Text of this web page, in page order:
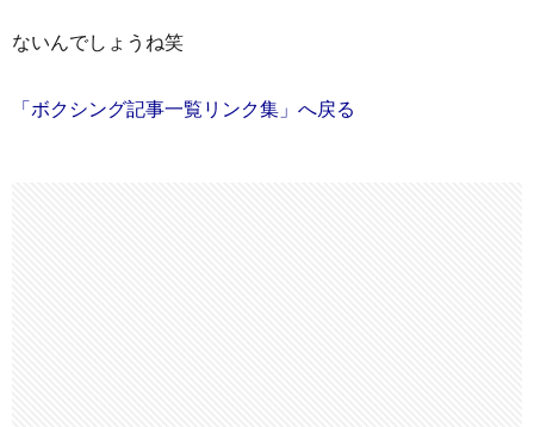
ないんでしょうね笑
「ボクシング記事一覧リンク集」へ戻る